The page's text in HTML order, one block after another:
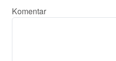
Komentar